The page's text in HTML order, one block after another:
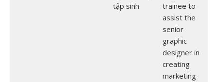
tập sinh
trainee to
assist the
senior
graphic
designer in
creating
marketing